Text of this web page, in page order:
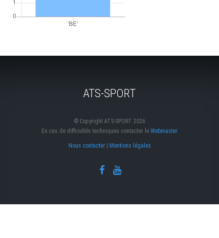
ATS-SPORT
© Copyright ATS-SPORT 2026
En cas de difficultés techniques contacter le Webmaster
Nous contacter| Mentions légales